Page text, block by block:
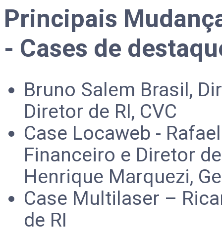
Principais
- Cases de
Bruno Salem Brasil,
Diretor de RI, CVC
Case Locaweb -
Financeiro e Diretor
Henrique Marquezi,
Case Multilaser –
de RI